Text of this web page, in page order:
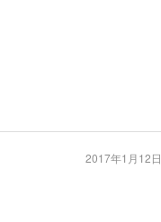
2017年1月12日